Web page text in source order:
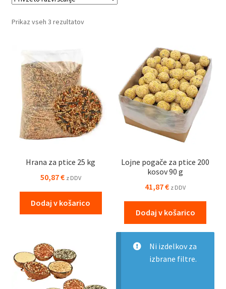
Prikaz vseh 3 rezultatov
Hrana za ptice 25 kg
50,87€ z DDV
Dodaj v košarico
Lojne pogače za ptice 200
kosov 90 g
41,87€ z DDV
Dodaj v košarico
Ni izdelkov za
izbrane filtre.